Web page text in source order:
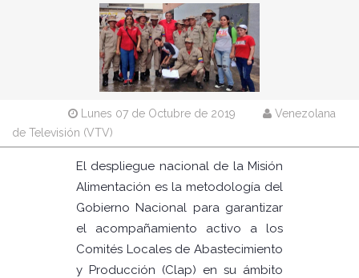
Lunes 07 de Octubre de 2019
Venezolana
de Televisión (VTV)
El despliegue nacional de la Misión
Alimentación es la metodología del
Gobierno Nacional para garantizar
el acompañamiento activo a los
Comités Locales de Abastecimiento
y Producción (Clap) en su ámbito